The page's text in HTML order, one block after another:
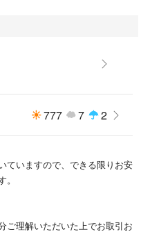
777 7 2
ていますので、できる限りお安
ご理解いただいた上でお取引お